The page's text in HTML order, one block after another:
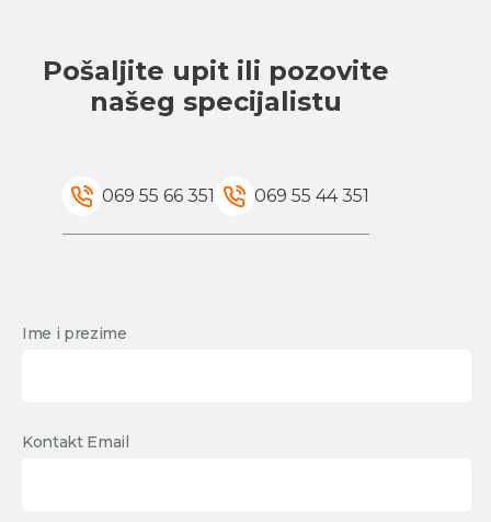
Pošaljite upit ili pozovite
našeg specijalistu
069 55 66 351 069 55 44 351
Ime i prezime
Kontakt Email